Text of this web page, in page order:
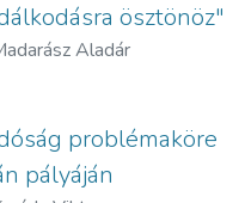
ösztönöz"
Aladár
problémaköre
pályáján